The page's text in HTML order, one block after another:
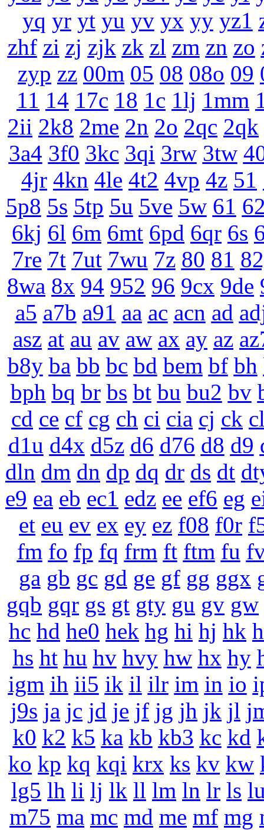
yq yr yt yu yv yx yy yz1
zhf zi zj zjk zk zl zm zn zo
zyp zz 00m 05 08 08o 09
11 14 17c 18 1c 1lj 1mm
2ii 2k8 2me 2n 2o 2qc 2qk
3a4 3f0 3kc 3qi 3rw 3tw
4jr 4kn 4le 4t2 4vp 4z 51
5p8 5s 5tp 5u 5ve 5w 61
6kj 6l 6m 6mt 6pd 6qr 6s
7re 7t 7ut 7wu 7z 80 81
8wa 8x 94 952 96 9cx 9de
a5 a7b a91 aa ac acn ad
asz at au av aw ax ay az
b8y ba bb bc bd bem bf bh
bph bq br bs bt bu bu2 bv
cd ce cf cg ch ci cia cj ck
d1u d4x d5z d6 d76 d8 d9
dln dm dn dp dq dr ds dt
e9 ea eb ec1 edz ee ef6 eg
et eu ev ex ey ez f08 f0r
fm fo fp fq frm ft ftm fu
ga gb gc gd ge gf gg ggx
gqb gqr gs gt gty gu gv gw
hc hd he0 hek hg hi hj hk
hs ht hu hv hvy hw hx hy
igm ih ii5 ik il ilr im in io
j9s ja jc jd je jf jg jh jk jl
k0 k2 k5 ka kb kb3 kc kd
ko kp kq kqi krx ks kv kw
lg5 lh li lj lk ll lm ln lr ls
m75 ma mc md me mf mg